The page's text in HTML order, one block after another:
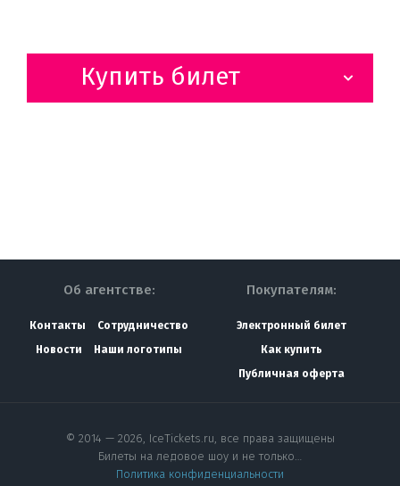
Купить билет
Об агентстве:
Контакты
Сотрудничество
Новости
Наши логотипы
Покупателям:
Электронный билет
Как купить
Публичная оферта
© 2014 — 2026, IceTickets.ru, все права защищены
Билеты на ледовое шоу и не только…
Политика конфиденциальности